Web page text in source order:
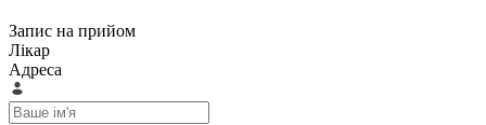
Запис на прийом
Лікар
Адреса